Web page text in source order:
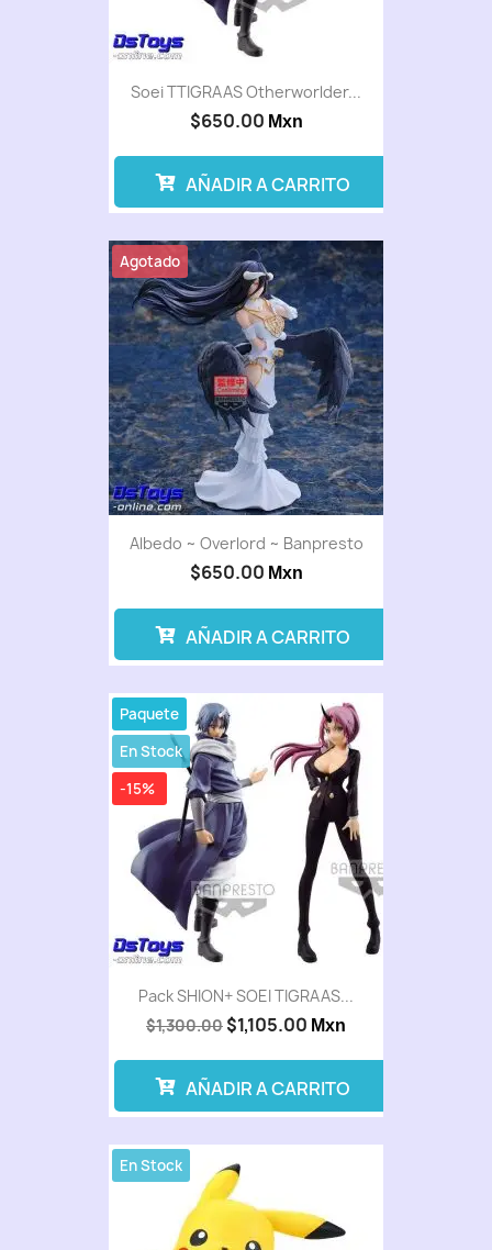
Soei TTIGRAAS Otherworlder...
$650.00 Mxn
AÑADIR A CARRITO
Albedo ~ Overlord ~ Banpresto
$650.00 Mxn
Agotado
AÑADIR A CARRITO
Pack SHION+ SOEI TIGRAAS...
$1,300.00 $1,105.00 Mxn
-15%
Paquete
En Stock
AÑADIR A CARRITO
En Stock